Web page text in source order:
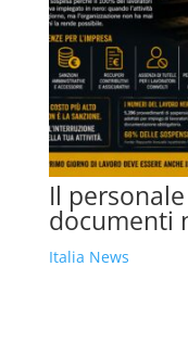
Il
documenti
Italia News